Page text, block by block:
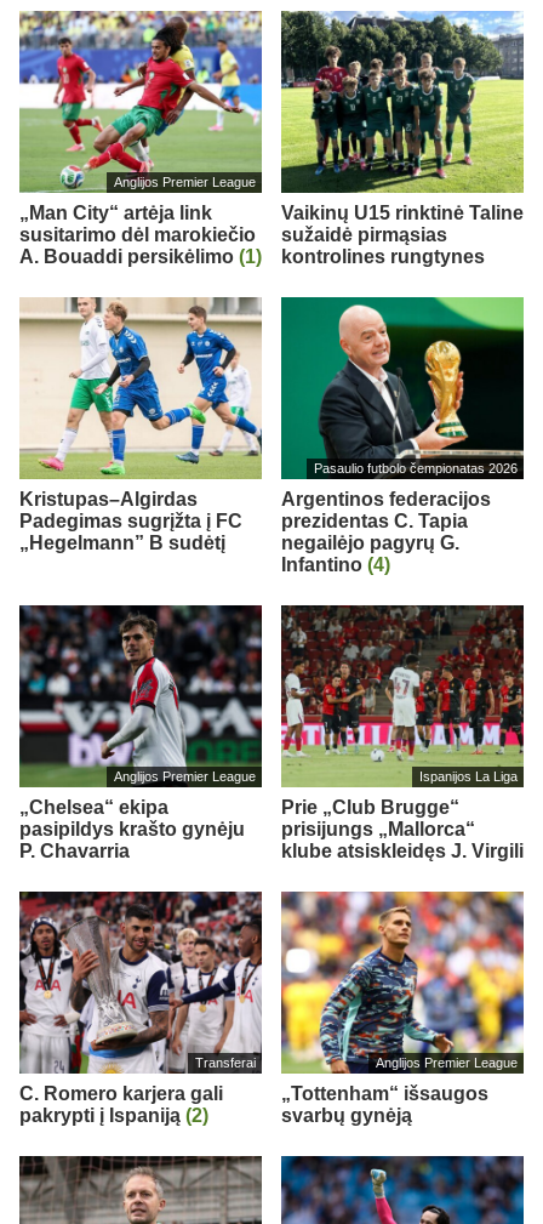
Anglijos Premier League
„Man City“ artėja link
susitarimo dėl marokiečio
A. Bouaddi persikėlimo (1)
Vaikinų U15 rinktinė Taline
sužaidė pirmąsias
kontrolines rungtynes
Kristupas–Algirdas
Padegimas sugrįžta į FC
„Hegelmann” B sudėtį
Pasaulio futbolo čempionatas 2026
Argentinos federacijos
prezidentas C. Tapia
negailėjo pagyrų G.
Infantino (4)
Anglijos Premier League
„Chelsea“ ekipa
pasipildys krašto gynėju
P. Chavarria
Ispanijos La Liga
Prie „Club Brugge“
prisijungs „Mallorca“
klube atsiskleidęs J. Virgili
Transferai
C. Romero karjera gali
pakrypti į Ispaniją (2)
Anglijos Premier League
„Tottenham“ išsaugos
svarbų gynėją